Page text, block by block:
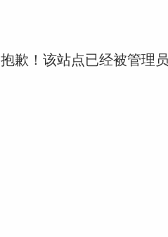
抱歉！该站点已经被管理